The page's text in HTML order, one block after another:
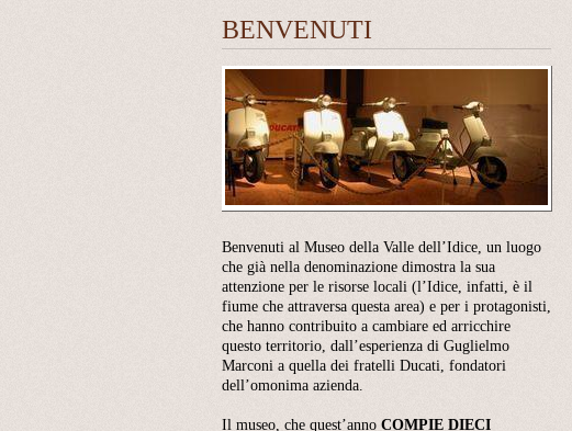
BENVENUTI
Benvenuti al Museo della Valle dell’Idice, un luogo
che già nella denominazione dimostra la sua
attenzione per le risorse locali (l’Idice, infatti, è il
fiume che attraversa questa area) e per i protagonisti,
che hanno contribuito a cambiare ed arricchire
questo territorio, dall’esperienza di Guglielmo
Marconi a quella dei fratelli Ducati, fondatori
dell’omonima azienda.
Il museo, che quest’anno COMPIE DIECI